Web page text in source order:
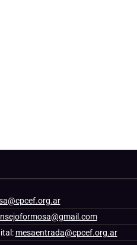
mesaentrada@cpcef.org.ar